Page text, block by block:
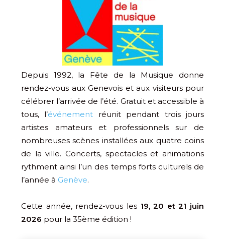
Depuis 1992, la Fête de la Musique donne
rendez-vous aux Genevois et aux visiteurs pour
célébrer l’arrivée de l’été. Gratuit et accessible à
tous, l’événement réunit pendant trois jours
artistes amateurs et professionnels sur de
nombreuses scènes installées aux quatre coins
de la ville. Concerts, spectacles et animations
rythment ainsi l’un des temps forts culturels de
l’année à Genève.
Cette année, rendez-vous les 19, 20 et 21 juin
2026 pour la 35ème édition !